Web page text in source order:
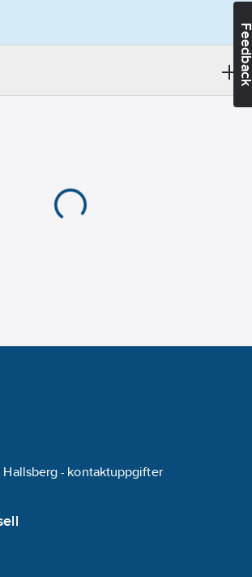
- kontaktuppgifter